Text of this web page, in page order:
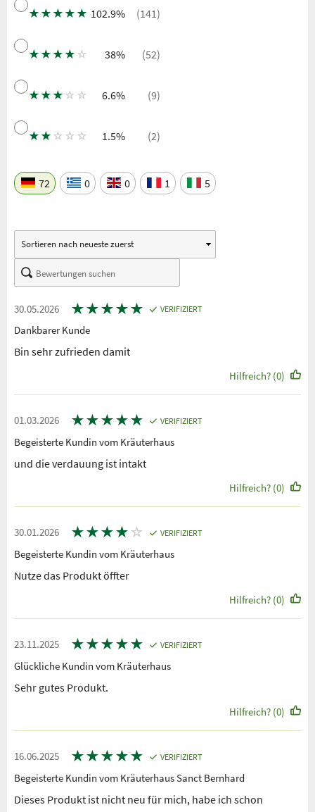
★ ★ ★ ★ ★ 102.9% (141)
★ ★ ★ ★ ☆ 38% (52)
★ ★ ★ ☆ ☆ 6.6% (9)
★ ★ ☆ ☆ ☆ 1.5% (2)
72 0 0 1 5
30.05.2026 ★★★★★ VERIFIZIERT
Dankbarer Kunde
Bin sehr zufrieden damit
Hilfreich? (0)
01.03.2026 ★★★★★ VERIFIZIERT
Begeisterte Kundin vom Kräuterhaus
und die verdauung ist intakt
Hilfreich? (0)
30.01.2026 ★★★★ ☆ VERIFIZIERT
Begeisterte Kundin vom Kräuterhaus
Nutze das Produkt öffter
Hilfreich? (0)
23.11.2025 ★★★★★ VERIFIZIERT
Glückliche Kundin vom Kräuterhaus
Sehr gutes Produkt.
Hilfreich? (0)
16.06.2025 ★★★★★ VERIFIZIERT
Begeisterte Kundin vom Kräuterhaus Sanct Bernhard
Dieses Produkt ist nicht neu für mich, habe ich schon